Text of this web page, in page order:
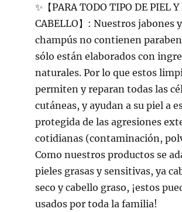
✨【PARA TODO TIPO DE PIEL Y
CABELLO】: Nuestros jabones y
champús no contienen
sólo están elaborados con
naturales. Por lo que estos
permiten y reparan todas las
cutáneas, y ayudan a su piel a
protegida de las agresiones
cotidianas (contaminación,
Como nuestros productos se
pieles grasas y sensitivas, ya
seco y cabello graso, ¡estos
usados ​​por toda la familia!